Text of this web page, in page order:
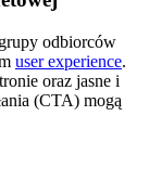
odbiorców
user experience.
oraz jasne i
(CTA) mogą